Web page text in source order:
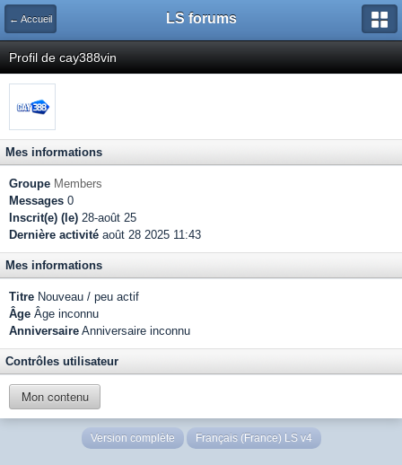
← Accueil LS forums
Profil de cay388vin
Mes informations
Groupe Members
Messages 0
Inscrit(e) (le) 28-août 25
Dernière activité août 28 2025 11:43
Mes informations
Titre Nouveau / peu actif
Âge Âge inconnu
Anniversaire Anniversaire inconnu
Contrôles utilisateur
Mon contenu
Version complète Français (France) LS v4